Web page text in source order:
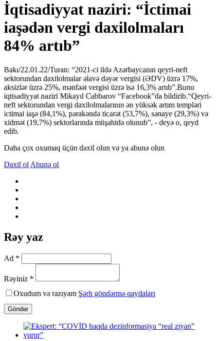
İqtisadiyyat naziri: “İctimai
iaşədən vergi daxilolmaları
84% artıb”
Bakı/22.01.22/Turan: “2021-ci ildə Azərbaycanın qeyri-neft
sektorundan daxilolmalar əlavə dəyər vergisi (ƏDV) üzrə 17%,
aksizlər üzrə 25%, mənfəət vergisi üzrə isə 16,3% artıb”.Bunu
iqtisadiyyat naziri Mikayıl Cabbarov “Facebook”da bildirib.“Qeyri-
neft sektorundan vergi daxilolmalarının ən yüksək artım templəri
ictimai iaşə (84,1%), pərakəndə ticarət (53,7%), sənaye (29,3%) və
xidmət (19,7%) sektorlarında müşahidə olunub”, - deyə o, qeyd
edib.
Daha çox oxumaq üçün daxil olun və ya abunə olun
Daxil ol Abunə ol
Rəy yaz
Ad *
Rəyiniz *
Oxudum və razıyam Şərh göndərmə qaydaları
Göndər